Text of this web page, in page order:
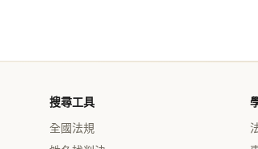
搜尋工具
全國法規